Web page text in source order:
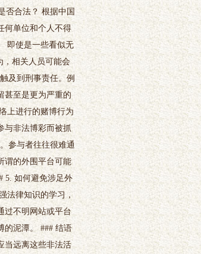
否合法？ 根据中国
何单位和个人不得
即使是一些看似无
，相关人员可能会
及到刑事责任。例
甚至是更为严重的
上进行的赌博行为
与非法博彩而被抓
参与者往往很难通
谓的外围平台可能
5. 如何避免涉足外
法律知识的学习，
过不明网站或平台
的泥潭。 ### 结语
当远离这些非法活